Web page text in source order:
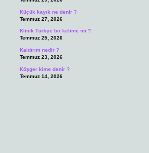
Küçük kayık ne denir ?
Temmuz 27, 2026
Klinik Türkçe bir kelime mi ?
Temmuz 25, 2026
Kaldırım nedir ?
Temmuz 23, 2026
Köşger kime denir ?
Temmuz 14, 2026